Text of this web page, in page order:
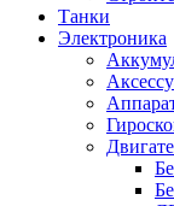
Танки
Электроника